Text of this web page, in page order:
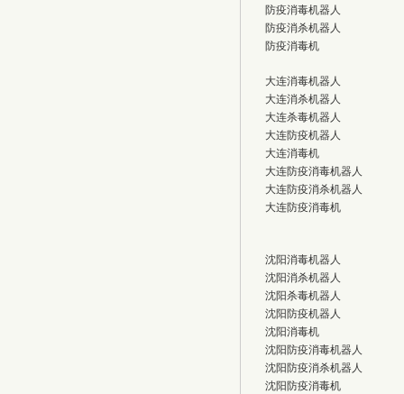
防疫消毒机器人
防疫消杀机器人
防疫消毒机
大连消毒机器人
大连消杀机器人
大连杀毒机器人
大连防疫机器人
大连消毒机
大连防疫消毒机器人
大连防疫消杀机器人
大连防疫消毒机
沈阳消毒机器人
沈阳消杀机器人
沈阳杀毒机器人
沈阳防疫机器人
沈阳消毒机
沈阳防疫消毒机器人
沈阳防疫消杀机器人
沈阳防疫消毒机